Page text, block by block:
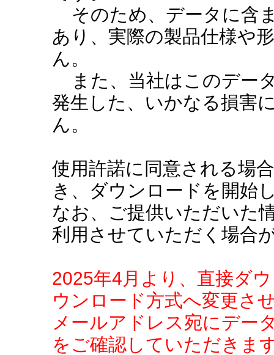
そのため、データに含
あり、実際の製品仕様や
ん。
また、当社はこのデー
発生した、いかなる損害
ん。
使用許諾に同意される場
き、ダウンロードを開始
なお、ご提供いただいた
利用させていただく場合
2025年4月より、直接ダ
ウンロード方式へ変更さ
メールアドレス宛にデー
をご確認していただきま